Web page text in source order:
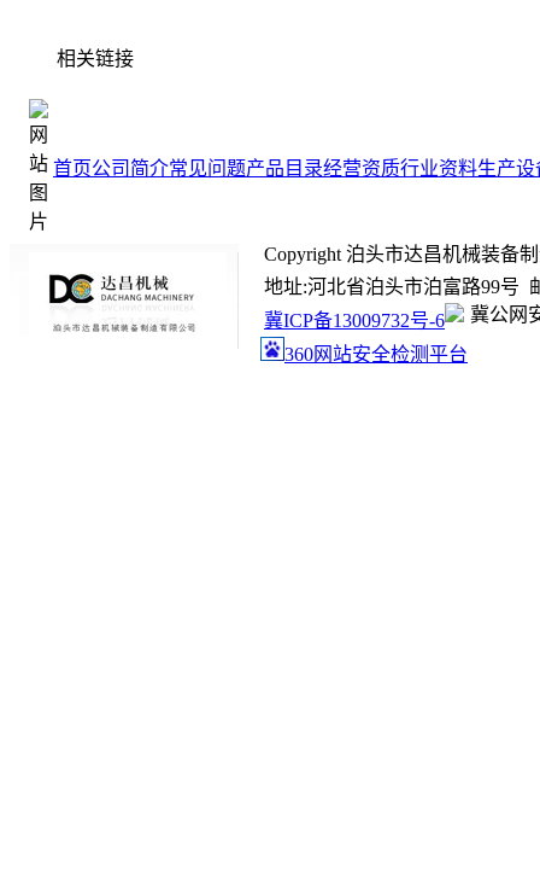
相关链接
首页公司简介常见问题产品目录经营资质行业资料生产设
Copyright 泊头市达昌机械装备
地址:河北省泊头市泊富路99号
冀ICP备13009732号-6
冀公网
360网站安全检测平台